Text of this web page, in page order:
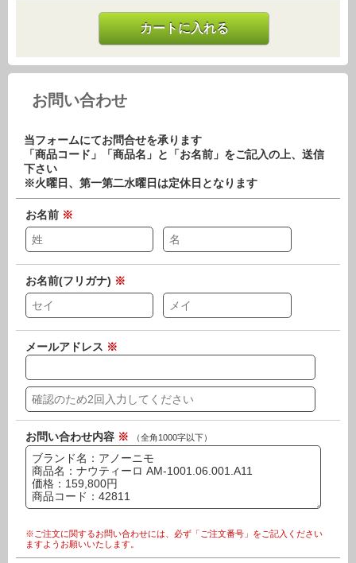
カートに入れる
お問い合わせ
当フォームにてお問合せを承ります
「商品コード」「商品名」と「お名前」をご記入の上、送信
下さい
※火曜日、第一第二水曜日は定休日となります
お名前 ※
お名前(フリガナ) ※
メールアドレス ※
お問い合わせ内容 ※ （全角1000字以下）
※ご注文に関するお問い合わせには、必ず「ご注文番号」をご記入ください
ますようお願いいたします。